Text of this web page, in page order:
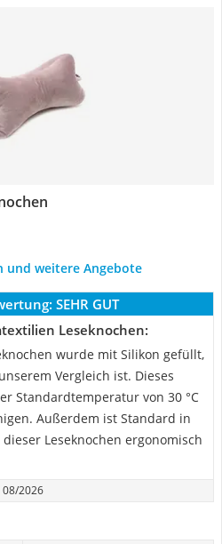
und weitere Angebote
SEHR GUT
Leseknochen:
wurde mit Silikon gefüllt,
Vergleich ist. Dieses
Standardtemperatur von 30 °C
Außerdem ist Standard in
Leseknochen ergonomisch
08/2026